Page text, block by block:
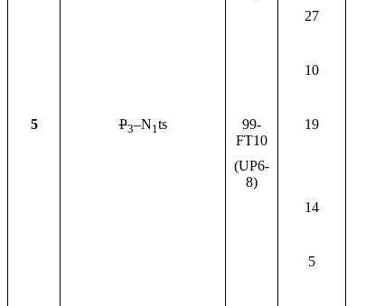
27
10
5
P3–N1ts
99-
FT10
19
(UP6-
8)
14
5